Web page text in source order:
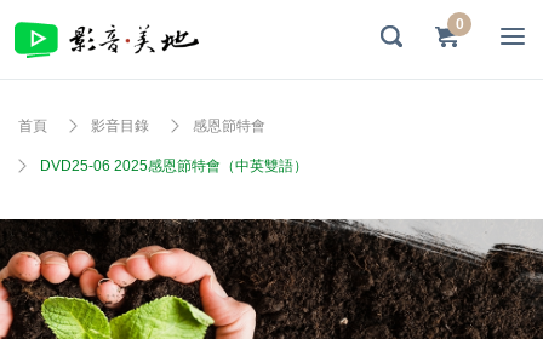
0
首頁 影音目錄 感恩節特會
DVD25-06 2025感恩節特會（中英雙語）